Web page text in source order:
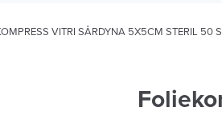
VITRI SÅRDYNA 5X5CM STERIL 50